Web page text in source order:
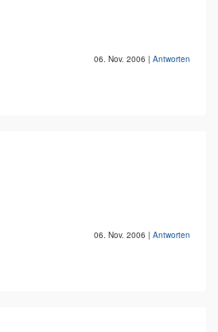
06. Nov. 2006 | Antworten
06. Nov. 2006 | Antworten